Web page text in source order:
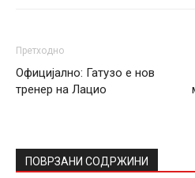
Претходно
Официјално: Гатузо е нов
тренер на Лацио
ПОВРЗАНИ СОДРЖИНИ